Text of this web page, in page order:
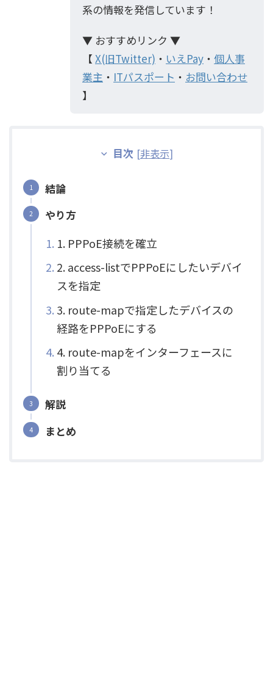
系の情報を発信しています！
▼ おすすめリンク ▼
【 X(旧Twitter) ・ いえPay ・ 個人事
業主 ・ ITパスポート ・ お問い合わせ
】
目次 [非表示]
結論
やり方
1. PPPoE接続を確立
2. access-listでPPPoEにしたいデバイ
スを指定
3. route-mapで指定したデバイスの
経路をPPPoEにする
4. route-mapをインターフェースに
割り当てる
解説
まとめ